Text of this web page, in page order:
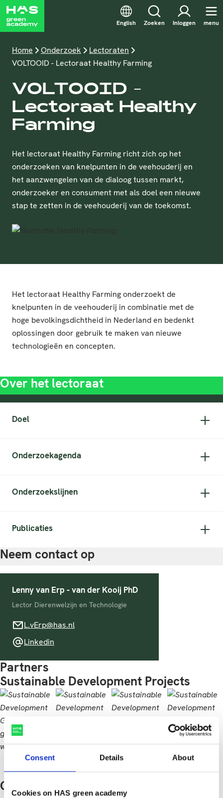
Consent Details About
Cookies on HAS green academy
English Zoeken Inloggen menu
Home Onderzoek
Lectoraten
VOLTOOID - Lectoraat Healthy Farming
VOLTOOID -
Lectoraat Healthy
Farming
Het lectoraat Healthy Farming richt zich op het
onderzoeken van knelpunten in de veehouderij en
het aanzwengelen van de dialoog tussen markt,
onderzoeker en consument met als doel een nieuwe
stap te zetten in de veehouderij van de toekomst.
Het lectoraat Healthy Farming onderzoekt de
knelpunten in de veehouderij in combinatie met de
hoge bevolkingsdichtheid in Nederland en bedenkt
oplossingen door gebruik te maken van nieuwe
technologieën en concepten.
Over het lectoraat
Doel
Onderzoekagenda
Onderzoekslijnen
Publicaties
Neem contact op
Lenny van Erp - van der Kooij PhD
Lector Dierenwelzijn en Technologie
L.vErp@has.nl
L.vErp@has.nl
Linkedin
Linkedin
Partners
Sustainable Development Projects
Gerelateerde lectoraten